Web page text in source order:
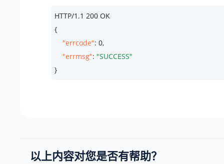
HTTP/1.1 200 OK
{
"errcode": 0,
"errmsg": "SUCCESS"
}
以上内容对您是否有帮助？